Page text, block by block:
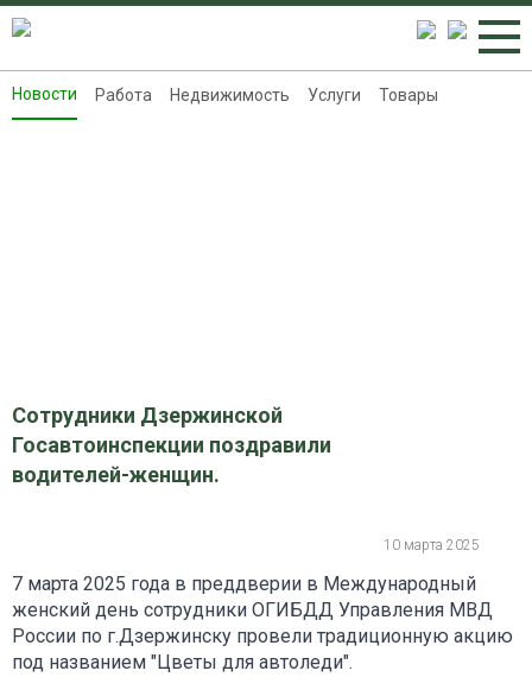
Новости
Новости Работа Недвижимость Услуги Товары
Сотрудники Дзержинской
Госавтоинспекции поздравили
водителей-женщин.
10 марта 2025
7 марта 2025 года в преддверии в Международный
женский день сотрудники ОГИБДД Управления МВД
России по г.Дзержинску провели традиционную акцию
под названием "Цветы для автоледи".